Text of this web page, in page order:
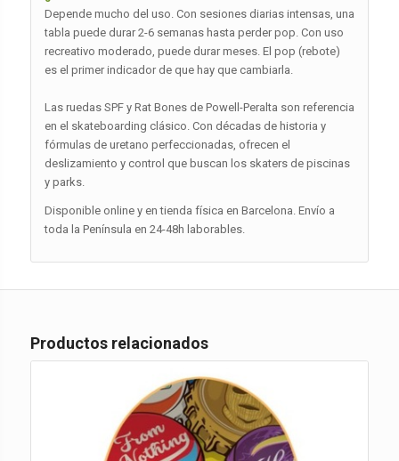
Depende mucho del uso. Con sesiones diarias intensas, una
tabla puede durar 2-6 semanas hasta perder pop. Con uso
recreativo moderado, puede durar meses. El pop (rebote)
es el primer indicador de que hay que cambiarla.
Las ruedas SPF y Rat Bones de Powell-Peralta son referencia
en el skateboarding clásico. Con décadas de historia y
fórmulas de uretano perfeccionadas, ofrecen el
deslizamiento y control que buscan los skaters de piscinas
y parks.
Disponible online y en tienda física en Barcelona. Envío a
toda la Península en 24-48h laborables.
Productos relacionados